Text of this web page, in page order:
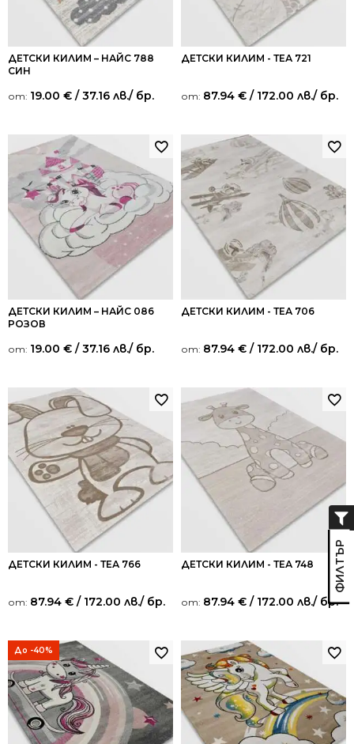
ДЕТСКИ КИЛИМ – НАЙС 788
СИН
от: 19.00 € / 37.16 лв./ бр.
ДЕТСКИ КИЛИМ - ТЕА 721
от: 87.94 € / 172.00 лв./ бр.
ДЕТСКИ КИЛИМ – НАЙС 086
РОЗОВ
от: 19.00 € / 37.16 лв./ бр.
ДЕТСКИ КИЛИМ - ТЕА 706
от: 87.94 € / 172.00 лв./ бр.
ДЕТСКИ КИЛИМ - ТЕА 766
от: 87.94 € / 172.00 лв./ бр.
ДЕТСКИ КИЛИМ - ТЕА 748
от: 87.94 € / 172.00 лв./ бр.
До -40%